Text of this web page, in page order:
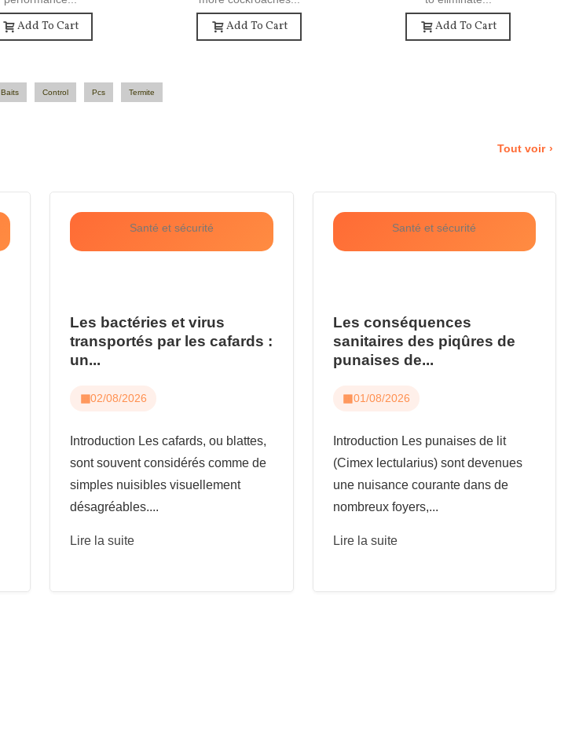
Add To Cart Add To Cart Add To Cart
Baits Control Pcs Termite
Tout voir
Santé et sécurité
Les bactéries et virus
transportés par les cafards :
un...
02/08/2026
Introduction Les cafards, ou blattes,
sont souvent considérés comme de
simples nuisibles visuellement
désagréables....
Lire la suite
Santé et sécurité
Les conséquences
sanitaires des piqûres de
punaises de...
01/08/2026
Introduction Les punaises de lit
(Cimex lectularius) sont devenues
une nuisance courante dans de
nombreux foyers,...
Lire la suite